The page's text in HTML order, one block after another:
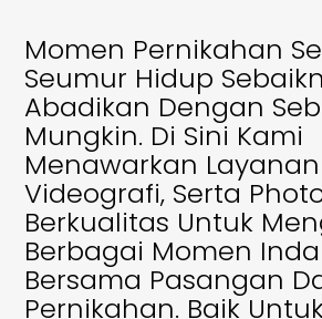
Momen Pernikahan
Seumur Hidup
Abadikan Dengan
Mungkin. Di Sini Kami
Menawarkan
Videografi, Serta
Berkualitas Untuk
Berbagai Momen
Bersama Pasangan
Pernikahan. Baik